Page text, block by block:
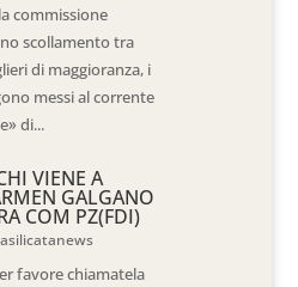
commissione
scollamento tra
di maggioranza, i
messi al corrente
di...
VIENE A
GALGANO
COM PZ(FDI)
favore chiamatela